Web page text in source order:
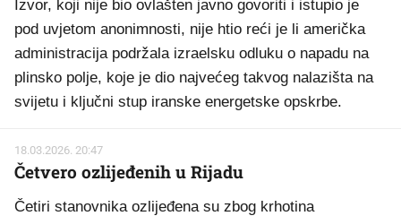
Izvor, koji nije bio ovlašten javno govoriti i istupio je
pod uvjetom anonimnosti, nije htio reći je li američka
administracija podržala izraelsku odluku o napadu na
plinsko polje, koje je dio najvećeg takvog nalazišta na
svijetu i ključni stup iranske energetske opskrbe.
18.03.2026. 20:47
Četvero ozlijeđenih u Rijadu
Četiri stanovnika ozlijeđena su zbog krhotina